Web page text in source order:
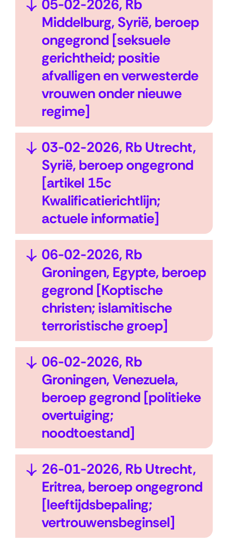
p
e
n
05-02-2026, Rb
Middelburg, Syrië, beroep
ongegrond [seksuele
gerichtheid; positie
afvalligen en verwesterde
vrouwen onder nieuwe
regime]
U
i
t
k
l
a
p
p
e
n
03-02-2026, Rb Utrecht,
Syrië, beroep ongegrond
[artikel 15c
Kwalificatierichtlijn;
actuele informatie]
U
i
t
k
l
a
p
p
e
n
06-02-2026, Rb
Groningen, Egypte, beroep
gegrond [Koptische
christen; islamitische
terroristische groep]
U
i
t
k
l
a
p
p
e
n
06-02-2026, Rb
Groningen, Venezuela,
beroep gegrond [politieke
overtuiging;
noodtoestand]
U
i
t
k
l
a
p
p
e
n
26-01-2026, Rb Utrecht,
Eritrea, beroep ongegrond
[leeftijdsbepaling;
vertrouwensbeginsel]
U
i
t
k
l